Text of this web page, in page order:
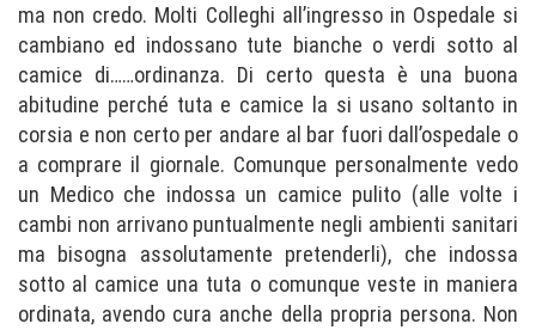
ma non credo. Molti Colleghi all’ingresso in Ospedale si
cambiano ed indossano tute bianche o verdi sotto al
camice di……ordinanza. Di certo questa è una buona
abitudine perché tuta e camice la si usano soltanto in
corsia e non certo per andare al bar fuori dall’ospedale o
a comprare il giornale. Comunque personalmente vedo
un Medico che indossa un camice pulito (alle volte i
cambi non arrivano puntualmente negli ambienti sanitari
ma bisogna assolutamente pretenderli), che indossa
sotto al camice una tuta o comunque veste in maniera
ordinata, avendo cura anche della propria persona. Non